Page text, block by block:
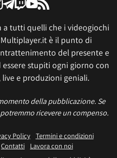
a tutti quelli che i videogiochi
è il punto di
del presente e
stupiti ogni giorno con
e produzioni geniali.
della pubblicazione. Se
ricevere un compenso.
Policy
Termini e condizioni
Contatti
Lavora con noi